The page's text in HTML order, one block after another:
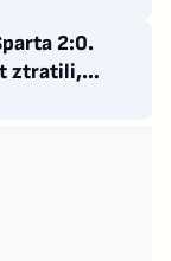
2:0.
ztratili,
půli